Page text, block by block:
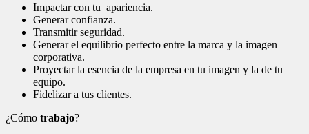
Impactar con tu apariencia.
Generar confianza.
Transmitir seguridad.
Generar el equilibrio perfecto entre la marca y la imagen
corporativa.
Proyectar la esencia de la empresa en tu imagen y la de tu
equipo.
Fidelizar a tus clientes.
¿Cómo trabajo?